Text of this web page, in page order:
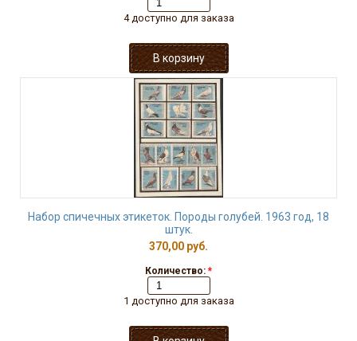
4 доступно для заказа
Набор спичечных этикеток. Породы голубей. 1963 год, 18
штук.
370,00 руб.
Количество: *
1 доступно для заказа